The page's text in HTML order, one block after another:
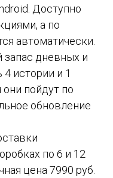
Доступно
а по
автоматически.
дневных и
истории и 1
они пойдут по
обновление
по 6 и 12
цена 7990 руб.